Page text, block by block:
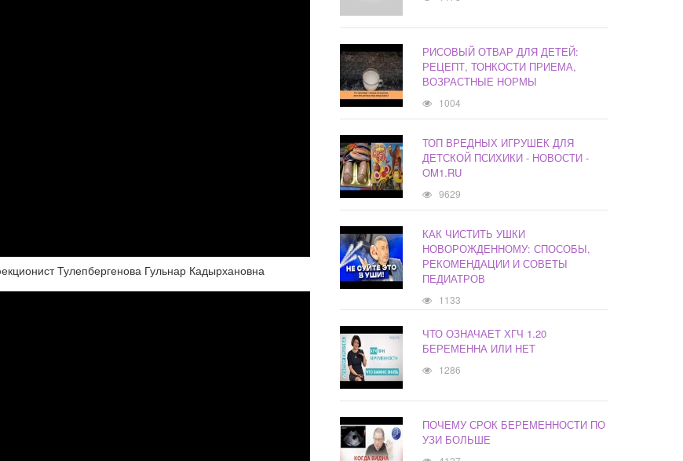
Тулепбергенова Гульнар Кадырхановна
РИСОВЫЙ ОТВАР ДЛЯ ДЕТЕЙ:
РЕЦЕПТ, ТОНКОСТИ ПРИЕМА,
ВОЗРАСТНЫЕ НОРМЫ
1004
ТОП ВРЕДНЫХ ИГРУШЕК ДЛЯ
ДЕТСКОЙ ПСИХИКИ - НОВОСТИ -
OM1.RU
9629
КАК ЧИСТИТЬ УШКИ
НОВОРОЖДЕННОМУ: СПОСОБЫ,
РЕКОМЕНДАЦИИ И СОВЕТЫ
ПЕДИАТРОВ
1133
ЧТО ОЗНАЧАЕТ ХГЧ 1.20
БЕРЕМЕННА ИЛИ НЕТ
1286
ПОЧЕМУ СРОК БЕРЕМЕННОСТИ ПО
УЗИ БОЛЬШЕ